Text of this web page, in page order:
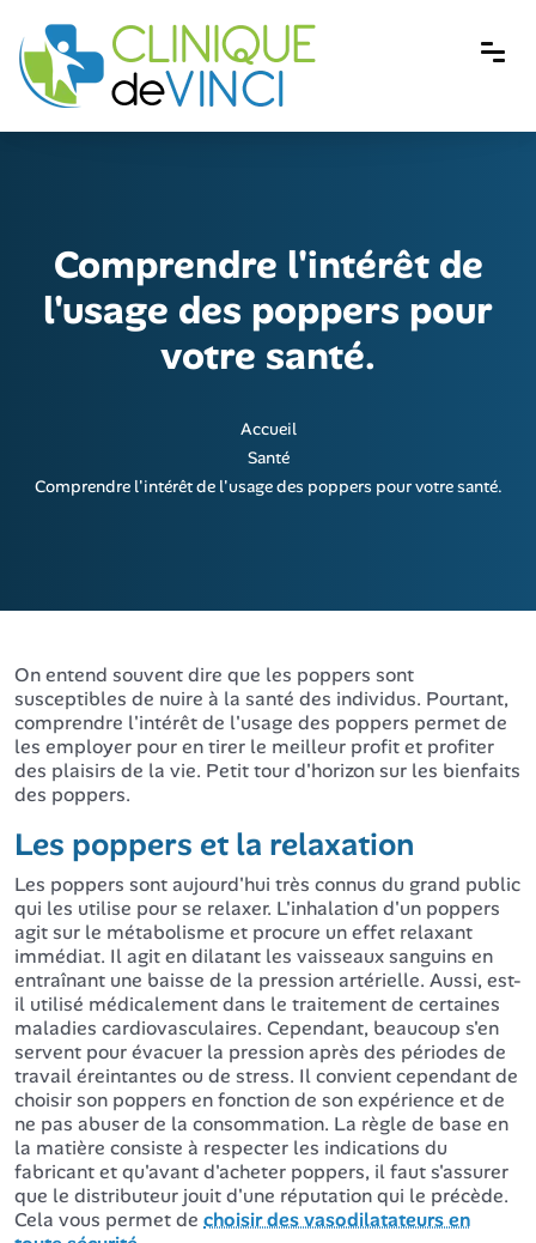
Comprendre l'intérêt de
l'usage des poppers pour
votre santé.
Accueil
Santé
Comprendre l'intérêt de l'usage des poppers pour votre santé.
On entend souvent dire que les poppers sont
susceptibles de nuire à la santé des individus. Pourtant,
comprendre l'intérêt de l'usage des poppers permet de
les employer pour en tirer le meilleur profit et profiter
des plaisirs de la vie. Petit tour d'horizon sur les bienfaits
des poppers.
Les poppers et la relaxation
Les poppers sont aujourd'hui très connus du grand public
qui les utilise pour se relaxer. L'inhalation d'un poppers
agit sur le métabolisme et procure un effet relaxant
immédiat. Il agit en dilatant les vaisseaux sanguins en
entraînant une baisse de la pression artérielle. Aussi, est-
il utilisé médicalement dans le traitement de certaines
maladies cardiovasculaires. Cependant, beaucoup s'en
servent pour évacuer la pression après des périodes de
travail éreintantes ou de stress. Il convient cependant de
choisir son poppers en fonction de son expérience et de
ne pas abuser de la consommation. La règle de base en
la matière consiste à respecter les indications du
fabricant et qu'avant d'acheter poppers, il faut s'assurer
que le distributeur jouit d'une réputation qui le précède.
Cela vous permet de choisir des vasodilatateurs en